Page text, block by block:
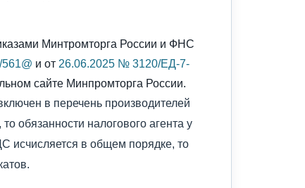
Минтромторга России и ФНС
и от 26.06.2025 № 3120/ЕД-7-
сайте Минпромторга России.
в перечень производителей
обязанности налогового агента у
исчисляется в общем порядке, то